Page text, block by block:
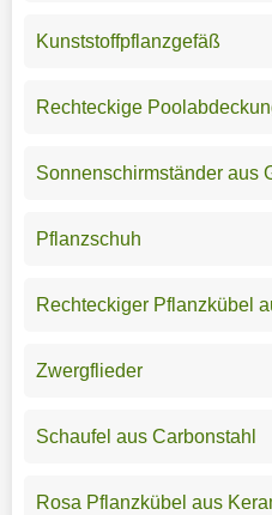
Kunststoffpflanzgefäß
Rechteckige
Sonnenschirmständer aus
Pflanzschuh
Rechteckiger Pflanzkübel
Zwergflieder
Schaufel aus Carbonstahl
Rosa Pflanzkübel aus